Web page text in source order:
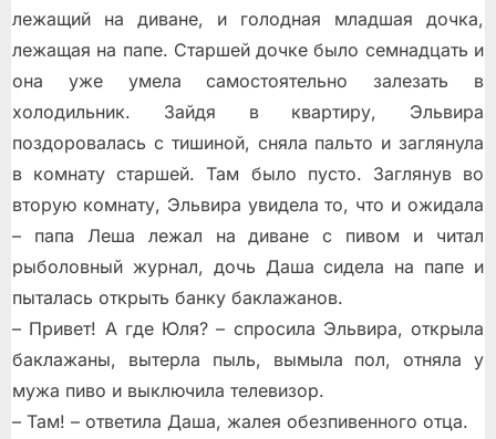
лежащий на диване, и голодная младшая дочка,
лежащая на папе. Старшей дочке было семнадцать и
она уже умела самостоятельно залезать в
холодильник. Зайдя в квартиру, Эльвира
поздоровалась с тишиной, сняла пальто и заглянула
в комнату старшей. Там было пусто. Заглянув во
вторую комнату, Эльвира увидела то, что и ожидала
– папа Лeша лежал на диване с пивом и читал
рыболовный журнал, дочь Даша сидела на папе и
пыталась открыть банку баклажанов.
– Привет! А где Юля? – спросила Эльвира, открыла
баклажаны, вытерла пыль, вымыла пол, отняла у
мужа пиво и выключила телевизор.
– Там! – ответила Даша, жалея обезпивенного отца.